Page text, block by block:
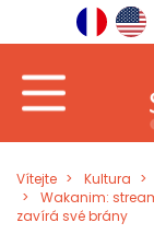
Vítejte Kultura
Wakanim:
zavírá své brány